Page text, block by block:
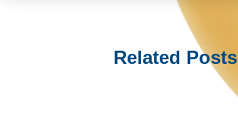
Related Posts